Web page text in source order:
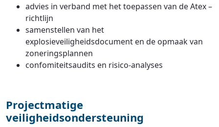
advies in verband met het toepassen van de Atex –
richtlijn
samenstellen van het
explosieveiligheidsdocument en de opmaak van
zoneringsplannen
confomiteitsaudits en risico-analyses
Projectmatige
veiligheidsondersteuning